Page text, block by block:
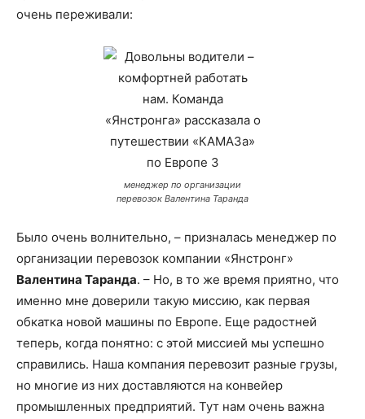
очень переживали:
менеджер по организации
перевозок Валентина Таранда
Было очень волнительно, – призналась менеджер по
организации перевозок компании «Янстронг»
Валентина Таранда. – Но, в то же время приятно, что
именно мне доверили такую миссию, как первая
обкатка новой машины по Европе. Еще радостней
теперь, когда понятно: с этой миссией мы успешно
справились. Наша компания перевозит разные грузы,
но многие из них доставляются на конвейер
промышленных предприятий. Тут нам очень важна